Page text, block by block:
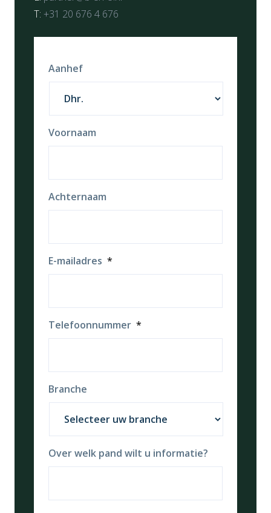
T: +31 20 676 4 676
Aanhef
Voornaam
Achternaam
E-mailadres *
Telefoonnummer *
Branche
Over welk pand wilt u informatie?